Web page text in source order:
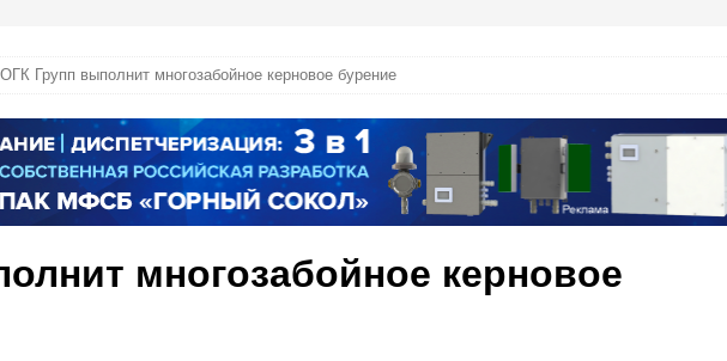
ОГК Групп выполнит многозабойное керновое бурение
многозабойное керновое